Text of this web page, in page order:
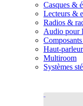
Casques &
Lecteurs &
Radios &
Audio pour
Haut-
Multiroom
Systèmes